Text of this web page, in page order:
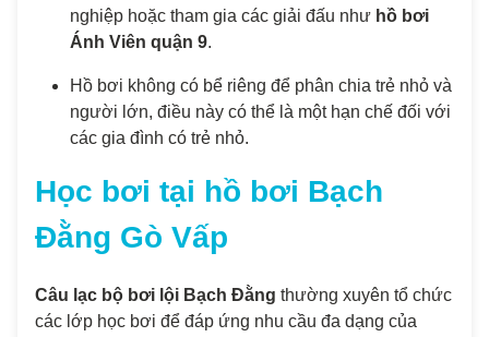
nghiệp hoặc tham gia các giải đấu như hồ bơi
Ánh Viên quận 9.
Hồ bơi không có bể riêng để phân chia trẻ nhỏ và
người lớn, điều này có thể là một hạn chế đối với
các gia đình có trẻ nhỏ.
Học bơi tại hồ bơi Bạch
Đằng Gò Vấp
Câu lạc bộ bơi lội Bạch Đằng thường xuyên tổ chức
các lớp học bơi để đáp ứng nhu cầu đa dạng của